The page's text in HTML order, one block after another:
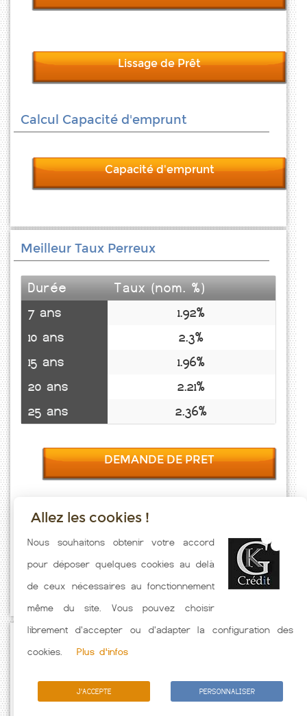
Lissage de Prêt
Calcul Capacité d'emprunt
Capacité d'emprunt
Meilleur Taux Perreux
Durée
Taux (nom. %)
7 ans
1.92%
10 ans
2.3%
15 ans
1.96%
20 ans
2.21%
25 ans
2.36%
DEMANDE DE PRET
Taux emprunt actualisés (Perreux) toutes les semaines. Taux
Immobilier pratiqués par nos partenaires bancaires. Meilleur Taux
hors assurance. Taux crédit immobilier indicatif fonction des
caractéristiques de l'emprunteur.
Allez les cookies !
Nous souhaitons obtenir votre accord
pour déposer quelques cookies au delà
de ceux nécessaires au fonctionnement
même du site. Vous pouvez choisir
librement d'accepter ou d'adapter la configuration des
cookies.
Plus d'infos
J'ACCEPTE PERSONNALISER